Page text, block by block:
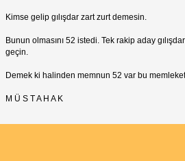
Kimse gelip gılışdar zart zurt demesin.
Bunun olmasını 52 istedi. Tek rakip aday
geçin.
Demek ki halinden memnun 52 var bu
M Ü S T A H A K